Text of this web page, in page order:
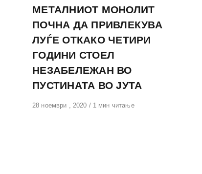
МЕТАЛНИОТ МОНОЛИТ
ПОЧНА ДА ПРИВЛЕКУВА
ЛУЃЕ ОТКАКО ЧЕТИРИ
ГОДИНИ СТОЕЛ
НЕЗАБЕЛЕЖАН ВО
ПУСТИНАТА ВО ЈУТА
Објавено
28 ноември , 2020 1 мин читање